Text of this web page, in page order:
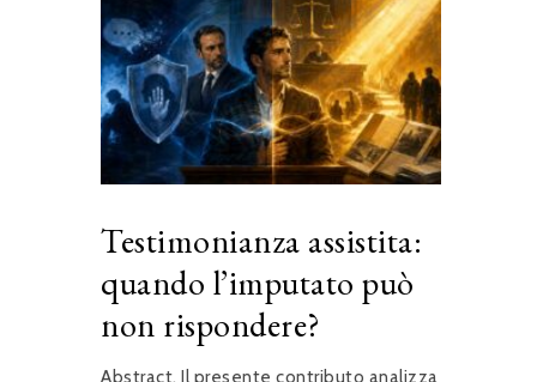
Testimonianza assistita:
quando l’imputato può
non rispondere?
Abstract. Il presente contributo analizza